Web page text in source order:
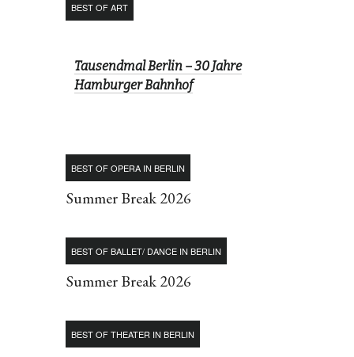
BEST OF ART
Tausendmal Berlin – 30 Jahre
Hamburger Bahnhof
BEST OF OPERA IN BERLIN
Summer Break 2026
BEST OF BALLET/ DANCE IN BERLIN
Summer Break 2026
BEST OF THEATER IN BERLIN